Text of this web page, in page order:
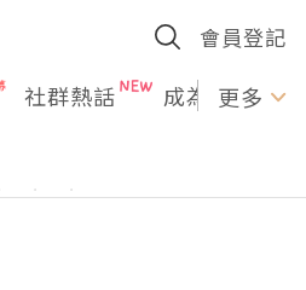
會員登記
社群熱話 成為U更多